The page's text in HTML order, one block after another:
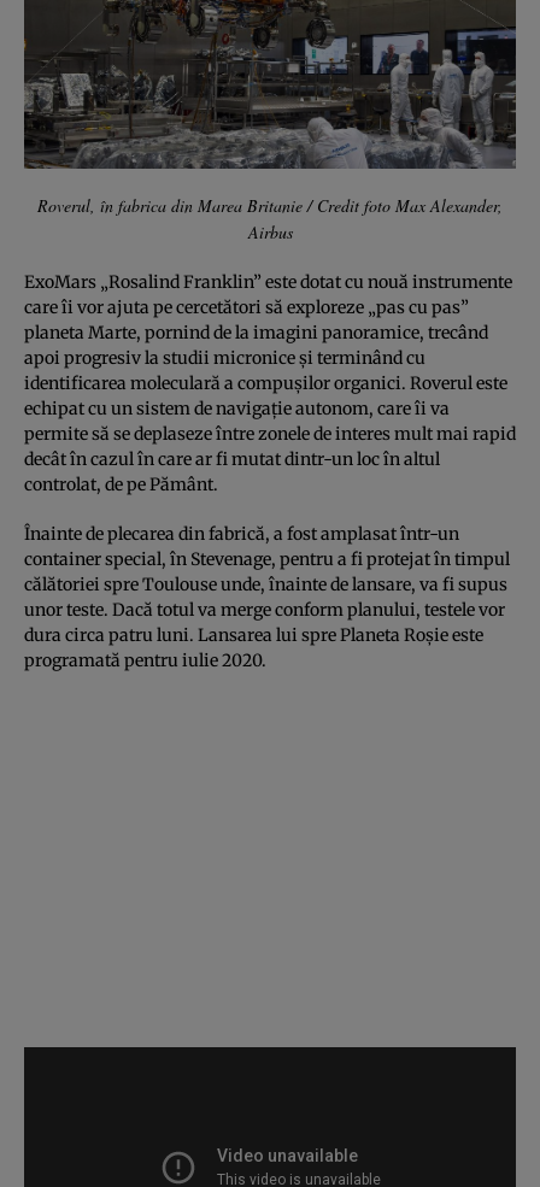
Roverul, în fabrica din Marea Britanie / Credit foto Max Alexander,
Airbus
ExoMars „Rosalind Franklin” este dotat cu nouă instrumente
care îi vor ajuta pe cercetători să exploreze „pas cu pas”
planeta Marte, pornind de la imagini panoramice, trecând
apoi progresiv la studii micronice şi terminând cu
identificarea moleculară a compuşilor organici. Roverul este
echipat cu un sistem de navigaţie autonom, care îi va
permite să se deplaseze între zonele de interes mult mai rapid
decât în cazul în care ar fi mutat dintr-un loc în altul
controlat, de pe Pământ.
Înainte de plecarea din fabrică, a fost amplasat într-un
container special, în Stevenage, pentru a fi protejat în timpul
călătoriei spre Toulouse unde, înainte de lansare, va fi supus
unor teste. Dacă totul va merge conform planului, testele vor
dura circa patru luni. Lansarea lui spre Planeta Roşie este
programată pentru iulie 2020.